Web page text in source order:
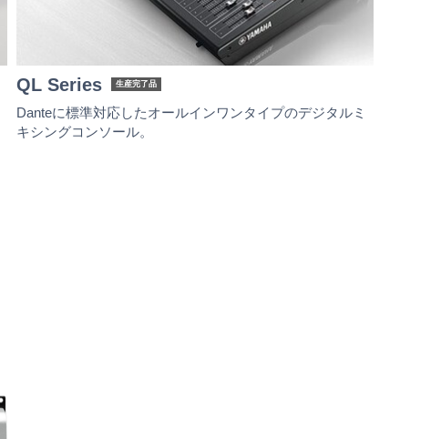
QL Series 生産完了品
Danteに標準対応したオールインワンタイプのデジタルミ
キシングコンソール。